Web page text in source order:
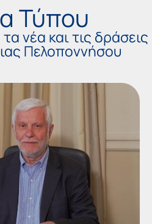
Τύπου
νέα και τις δράσεις
Πελοποννήσου
Page Page